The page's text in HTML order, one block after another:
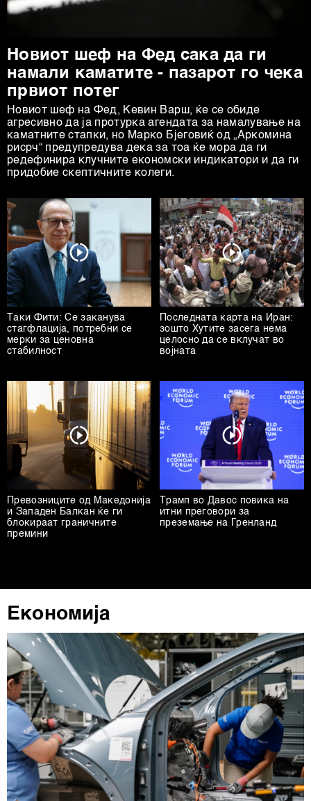
Новиот шеф на Фед сака да ги
намали каматите - пазарот го чека
првиот потег
Новиот шеф на Фeд, Кевин Варш, ќе се обиде
агресивно да ја протурка агендата за намалување на
каматните стапки, но Марко Бјеговиќ од „Аркомина
рисрч“ предупредува дека за тоа ќе мора да ги
редефинира клучните економски индикатори и да ги
придобие скептичните колеги.
Таки Фити: Се заканува
стагфлација, потребни се
мерки за ценовна
стабилност
Последната карта на Иран:
зошто Хутите засега нема
целосно да се вклучат во
војната
Превозниците од Македонија
и Западен Балкан ќе ги
блокираат граничните
премини
Трамп во Давос повика на
итни преговори за
преземање на Гренланд
Економија